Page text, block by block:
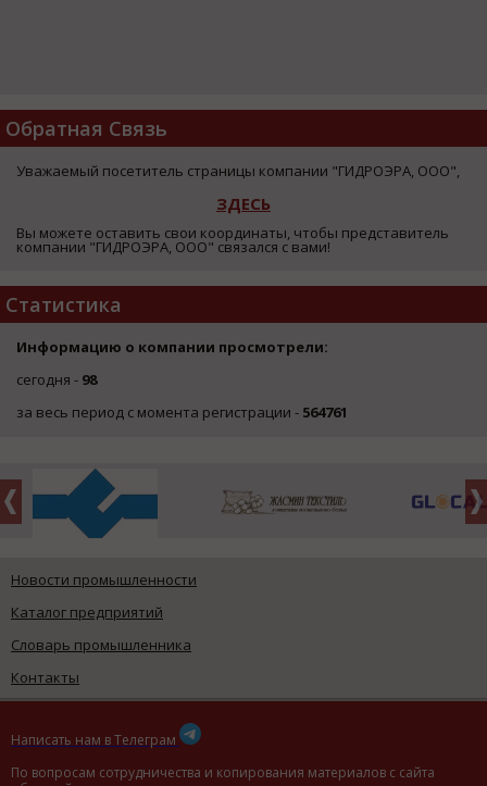
Обратная Связь
Уважаемый посетитель страницы компании "ГИДРОЭРА, ООО",
ЗДЕСЬ
Вы можете оставить свои координаты, чтобы представитель
компании "ГИДРОЭРА, ООО" связался с вами!
Статистика
Информацию о компании просмотрели:
сегодня - 98
за весь период с момента регистрации - 564761
Новости промышленности
Каталог предприятий
Словарь промышленника
Контакты
Написать нам в Телеграм
По вопросам сотрудничества и копирования материалов с сайта